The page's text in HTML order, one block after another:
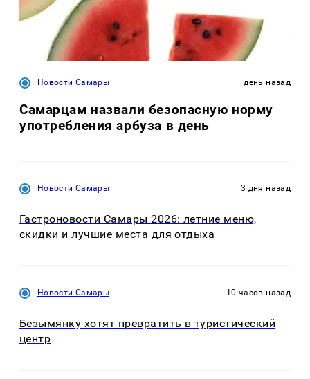
Новости Самары день назад
Самарцам назвали безопасную норму
употребления арбуза в день
Новости Самары 3 дня назад
Гастроновости Самары 2026: летние меню,
скидки и лучшие места для отдыха
Новости Самары 10 часов назад
Безымянку хотят превратить в туристический
центр